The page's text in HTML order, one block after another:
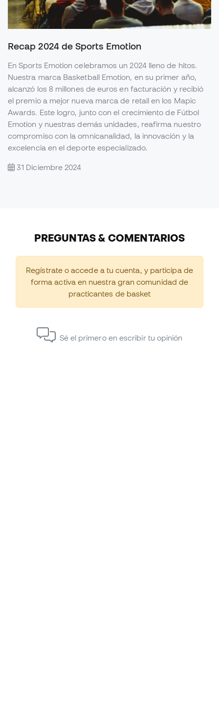
Recap 2024 de Sports Emotion
En Sports Emotion celebramos un 2024 lleno de hitos.
Nuestra marca Basketball Emotion, en su primer año,
alcanzó los 8 millones de euros en facturación y recibió
el premio a mejor nueva marca de retail en los Mapic
Awards. Este logro, junto con el crecimiento de Fútbol
Emotion y nuestras demás unidades, reafirma nuestro
compromiso con la omnicanalidad, la innovación y la
excelencia en el deporte especializado.
31 Diciembre 2024
PREGUNTAS & COMENTARIOS
Regístrate o accede a tu cuenta, y participa de
forma activa en nuestra gran comunidad de
practicantes de basket
Sé el primero en escribir tu opinión